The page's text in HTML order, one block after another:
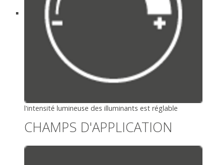
l'intensité lumineuse des illuminants est réglable
CHAMPS D'APPLICATION